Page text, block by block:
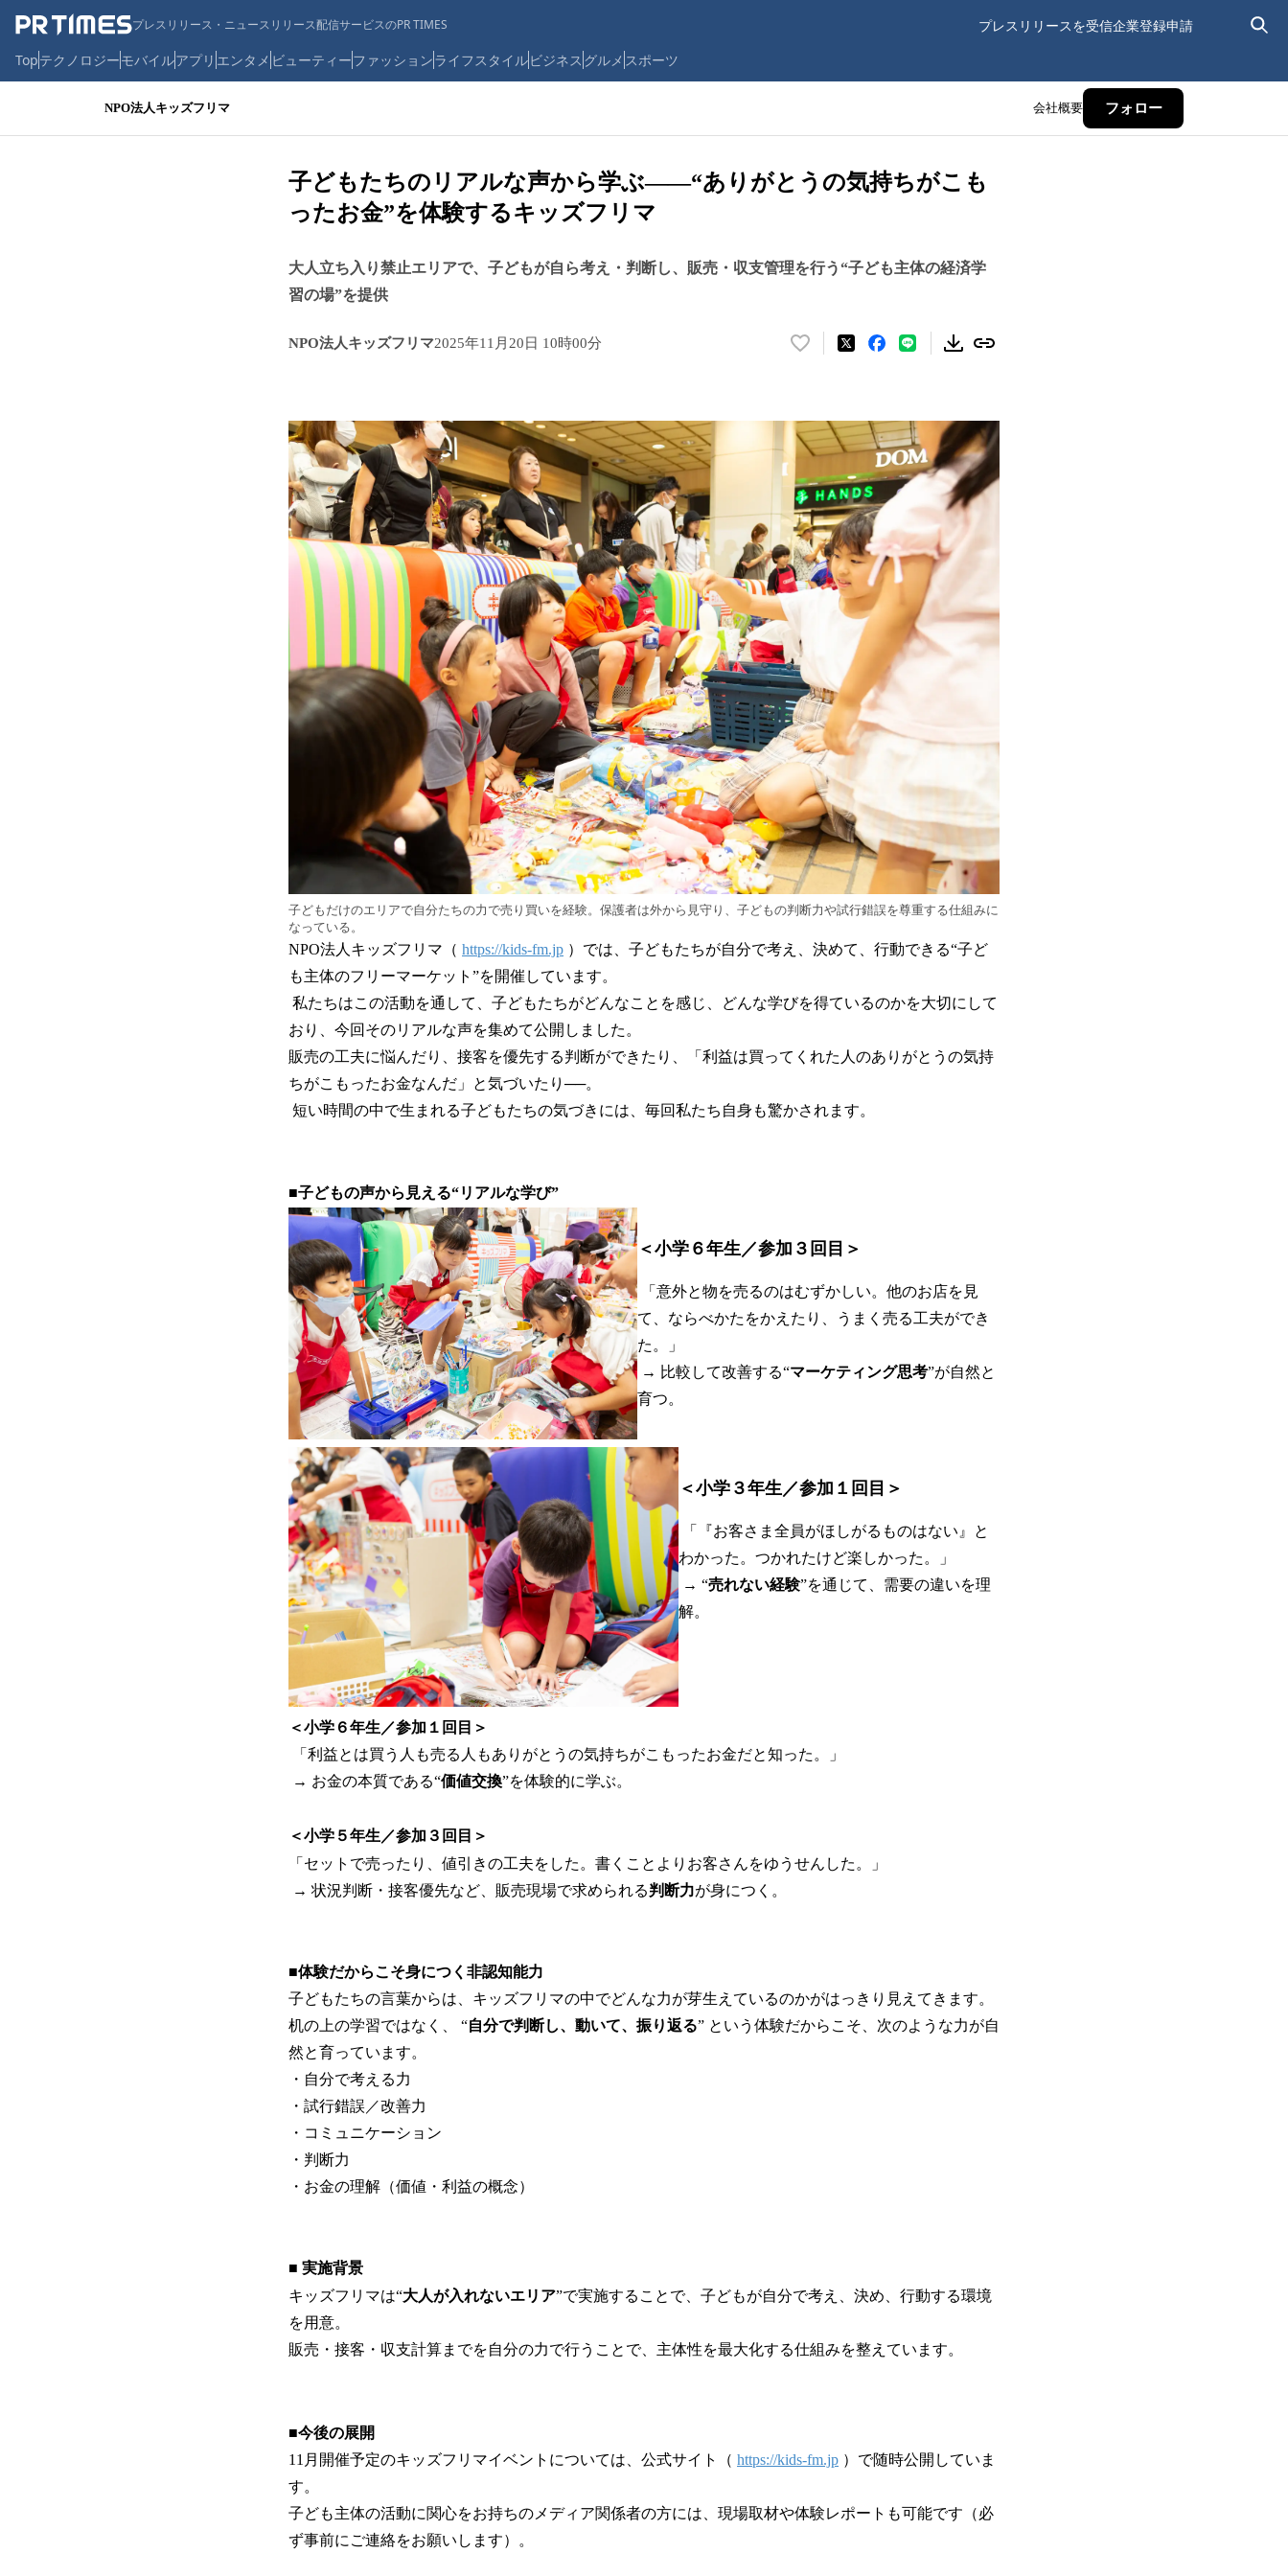
プレスリリース・ニュースリリース配信サービスのPR TIMES プレスリリースを受信企業登録申請
Topテクノロジーモバイルアプリ エンタメ ビューティーファッションライフスタイルビジネス グルメ スポーツ
NPO法人キッズフリマ 会社概要 フォロー
子どもたちのリアルな声から学ぶ——“ありがとうの気持ちがこも
ったお金”を体験するキッズフリマ
大人立ち入り禁止エリアで、子どもが自ら考え・判断し、販売・収支管理を行う“子ども主体の経済学
習の場”を提供
NPO法人キッズフリマ2025年11月20日 10時00分
い
数
を
み
込
み
中
で
す
子どもだけのエリアで自分たちの力で売り買いを経験。保護者は外から見守り、子どもの判断力や試行錯誤を尊重する仕組みに
なっている。
NPO法人キッズフリマ（ https://kids-fm.jp ）では、子どもたちが自分で考え、決めて、行動できる“子ど
も主体のフリーマーケット”を開催しています。
私たちはこの活動を通して、子どもたちがどんなことを感じ、どんな学びを得ているのかを大切にして
おり、今回そのリアルな声を集めて公開しました。
販売の工夫に悩んだり、接客を優先する判断ができたり、「利益は買ってくれた人のありがとうの気持
ちがこもったお金なんだ」と気づいたり──。
短い時間の中で生まれる子どもたちの気づきには、毎回私たち自身も驚かされます。
■子どもの声から見える“リアルな学び”
＜小学６年生／参加３回目＞
「意外と物を売るのはむずかしい。他のお店を見
て、ならべかたをかえたり、うまく売る工夫ができ
た。」
→ 比較して改善する“マーケティング思考”が自然と
育つ。
＜小学３年生／参加１回目＞
「『お客さま全員がほしがるものはない』と
わかった。つかれたけど楽しかった。」
→ “売れない経験”を通じて、需要の違いを理
解。
＜小学６年生／参加１回目＞
「利益とは買う人も売る人もありがとうの気持ちがこもったお金だと知った。」
→ お金の本質である“価値交換”を体験的に学ぶ。
＜小学５年生／参加３回目＞
「セットで売ったり、値引きの工夫をした。書くことよりお客さんをゆうせんした。」
→ 状況判断・接客優先など、販売現場で求められる判断力が身につく。
■体験だからこそ身につく非認知能力
子どもたちの言葉からは、キッズフリマの中でどんな力が芽生えているのかがはっきり見えてきます。
机の上の学習ではなく、 “自分で判断し、動いて、振り返る” という体験だからこそ、次のような力が自
然と育っています。
・自分で考える力
・試行錯誤／改善力
・コミュニケーション
・判断力
・お金の理解（価値・利益の概念）
■ 実施背景
キッズフリマは“大人が入れないエリア”で実施することで、子どもが自分で考え、決め、行動する環境
を用意。
販売・接客・収支計算までを自分の力で行うことで、主体性を最大化する仕組みを整えています。
■今後の展開
11月開催予定のキッズフリマイベントについては、公式サイト（ https://kids-fm.jp ）で随時公開していま
す。
子ども主体の活動に関心をお持ちのメディア関係者の方には、現場取材や体験レポートも可能です（必
ず事前にご連絡をお願いします）。